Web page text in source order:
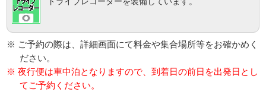
※ ご予約の際は、詳細画面にて料金や集合場所等をお確かめく
ださい。
※ 夜行便は車中泊となりますので、到着日の前日を出発日とし
てご予約ください。